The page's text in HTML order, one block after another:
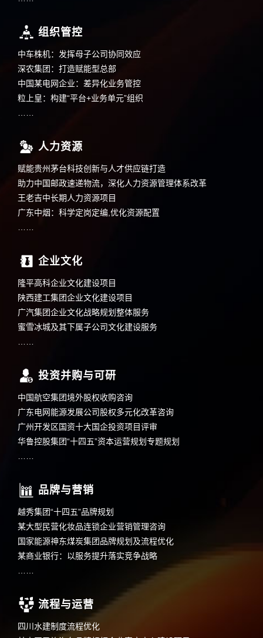
组织管控
中车株机：发挥母子公司协同效应
深农集团：打造赋能型总部
中国某电网企业：差异化业务管控
粒上皇：构建“平台+业务单元”组织
人力资源
赋能贵州茅台科技创新与人才供应链打造
助力中国邮政速递物流，深化人力资源管理体系改革
王老吉中长期人力资源项目
广东中烟：科学定岗定编,优化资源配置
企业文化
隆平高科企业文化建设项目
陕西建工集团企业文化建设项目
广汽集团企业文化战略规划整体服务
蜜雪冰城及其下属子公司文化建设服务
投资并购与可研
中国航空集团境外股权收购咨询
广东电网能源发展公司股权多元化改革咨询
广州开发区国资十大国企投资项目评审
华鲁控股集团“十四五”资本运营规划专题规划
品牌与营销
越秀集团“十四五”品牌规划
某大型民营化妆品连锁企业营销管理咨询
国家能源神东煤炭集团品牌规划及流程优化
某商业银行：以服务提升落实竞争战略
流程与运营
四川水建制度流程优化